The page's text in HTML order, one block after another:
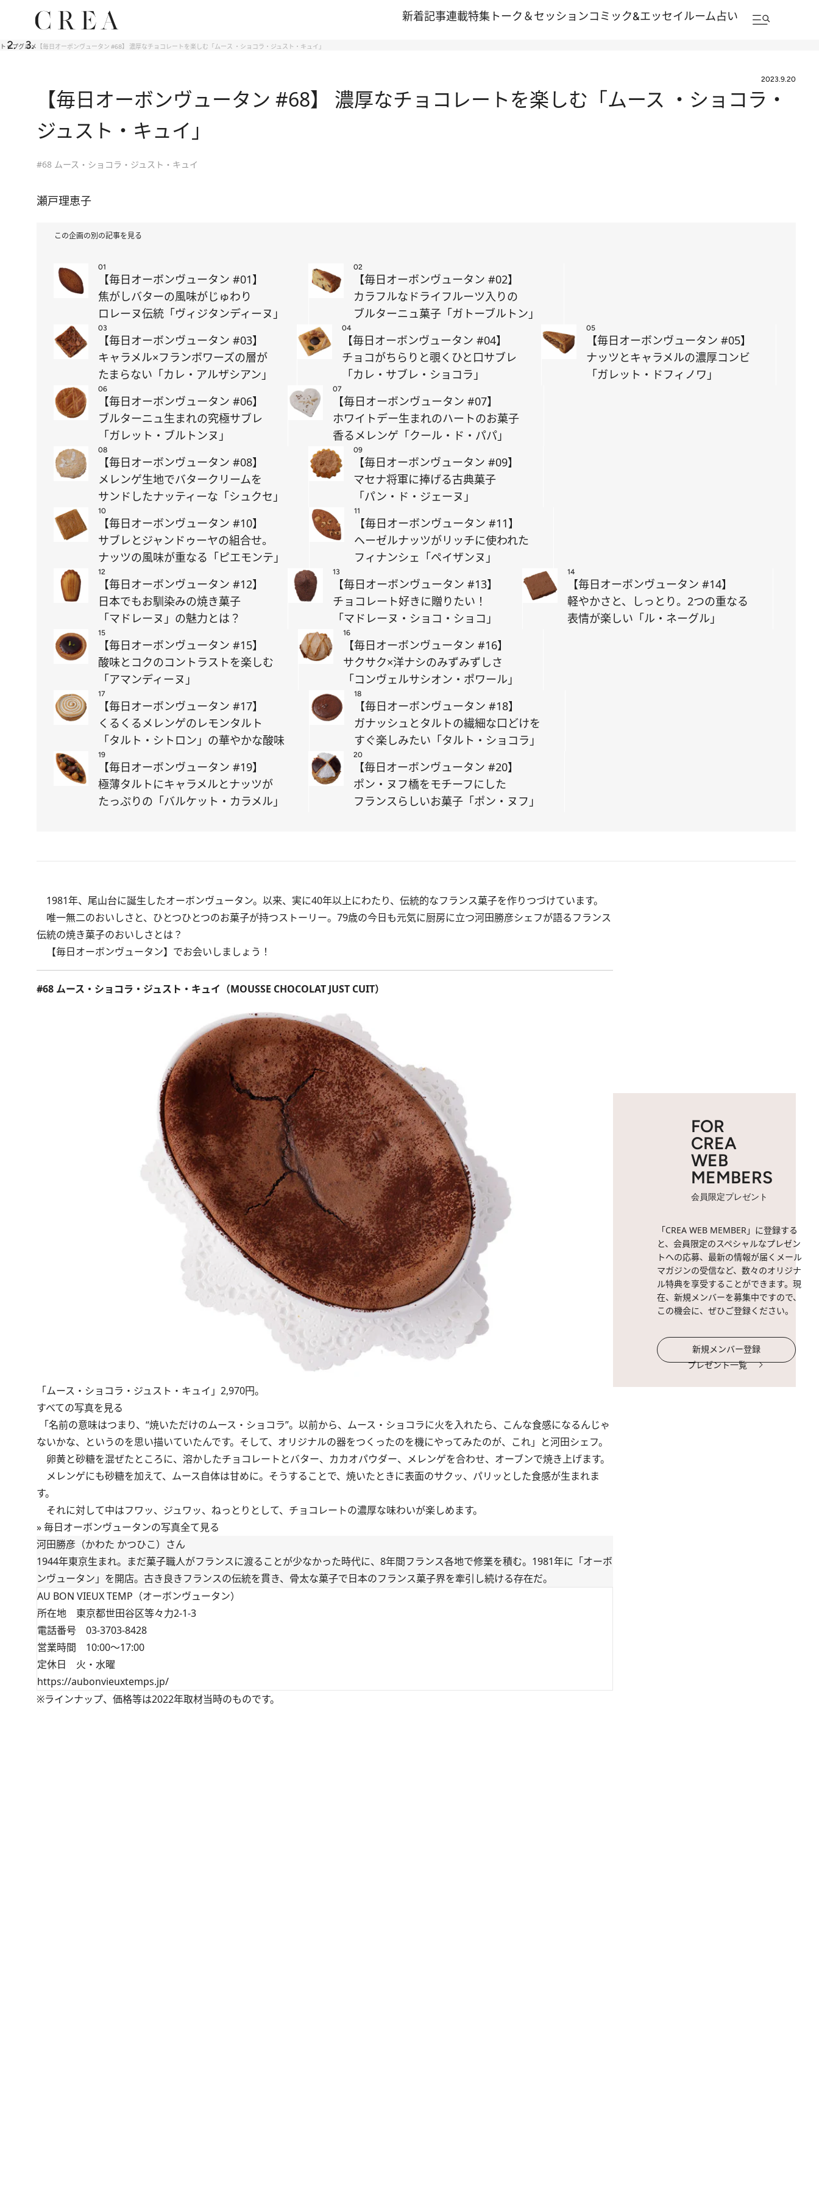
新着記事連載特集 トーク＆セッションコミック&エッセイルーム占い
トップグルメ 【毎日オーボンヴュータン #68】 濃厚なチョコレートを楽しむ「ムース ・ショコラ・ジュスト・キュイ」
2023.9.20
【毎日オーボンヴュータン #68】 濃厚なチョコレートを楽しむ「ムース ・ショコラ・
ジュスト・キュイ」
#68 ムース・ショコラ・ジュスト・キュイ
瀬戸理恵子
この企画の別の記事を見る
01
【毎日オーボンヴュータン #01】
焦がしバターの風味がじゅわり
ロレーヌ伝統「ヴィジタンディーヌ」
02
【毎日オーボンヴュータン #02】
カラフルなドライフルーツ入りの
ブルターニュ菓子「ガトーブルトン」
03
【毎日オーボンヴュータン #03】
キャラメル×フランボワーズの層が
たまらない「カレ・アルザシアン」
04
【毎日オーボンヴュータン #04】
チョコがちらりと覗くひと口サブレ
「カレ・サブレ・ショコラ」
05
【毎日オーボンヴュータン #05】
ナッツとキャラメルの濃厚コンビ
「ガレット・ドフィノワ」
06
【毎日オーボンヴュータン #06】
ブルターニュ生まれの究極サブレ
「ガレット・ブルトンヌ」
07
【毎日オーボンヴュータン #07】
ホワイトデー生まれのハートのお菓子
香るメレンゲ「クール・ド・パパ」
08
【毎日オーボンヴュータン #08】
メレンゲ生地でバタークリームを
サンドしたナッティーな「シュクセ」
09
【毎日オーボンヴュータン #09】
マセナ将軍に捧げる古典菓子
「パン・ド・ジェーヌ」
10
【毎日オーボンヴュータン #10】
サブレとジャンドゥーヤの組合せ。
ナッツの風味が重なる「ピエモンテ」
11
【毎日オーボンヴュータン #11】
ヘーゼルナッツがリッチに使われた
フィナンシェ「ペイザンヌ」
12
【毎日オーボンヴュータン #12】
日本でもお馴染みの焼き菓子
「マドレーヌ」の魅力とは？
13
【毎日オーボンヴュータン #13】
チョコレート好きに贈りたい！
「マドレーヌ・ショコ・ショコ」
14
【毎日オーボンヴュータン #14】
軽やかさと、しっとり。2つの重なる
表情が楽しい「ル・ネーグル」
15
【毎日オーボンヴュータン #15】
酸味とコクのコントラストを楽しむ
「アマンディーヌ」
16
【毎日オーボンヴュータン #16】
サクサク×洋ナシのみずみずしさ
「コンヴェルサシオン・ポワール」
17
【毎日オーボンヴュータン #17】
くるくるメレンゲのレモンタルト
「タルト・シトロン」の華やかな酸味
18
【毎日オーボンヴュータン #18】
ガナッシュとタルトの繊細な口どけを
すぐ楽しみたい「タルト・ショコラ」
19
【毎日オーボンヴュータン #19】
極薄タルトにキャラメルとナッツが
たっぷりの「バルケット・カラメル」
20
【毎日オーボンヴュータン #20】
ポン・ヌフ橋をモチーフにした
フランスらしいお菓子「ポン・ヌフ」
1981年、尾山台に誕生したオーボンヴュータン。以来、実に40年以上にわたり、伝統的なフランス菓子を作りつづけています。
唯一無二のおいしさと、ひとつひとつのお菓子が持つストーリー。79歳の今日も元気に厨房に立つ河田勝彦シェフが語るフランス
伝統の焼き菓子のおいしさとは？
【毎日オーボンヴュータン】でお会いしましょう！
#68 ムース・ショコラ・ジュスト・キュイ（MOUSSE CHOCOLAT JUST CUIT）
「ムース・ショコラ・ジュスト・キュイ」2,970円。
すべての写真を見る
「名前の意味はつまり、“焼いただけのムース・ショコラ”。以前から、ムース・ショコラに火を入れたら、こんな食感になるんじゃ
ないかな、というのを思い描いていたんです。そして、オリジナルの器をつくったのを機にやってみたのが、これ」と河田シェフ。
卵黄と砂糖を混ぜたところに、溶かしたチョコレートとバター、カカオパウダー、メレンゲを合わせ、オーブンで焼き上げます。
メレンゲにも砂糖を加えて、ムース自体は甘めに。そうすることで、焼いたときに表面のサクッ、パリッとした食感が生まれま
す。
それに対して中はフワッ、ジュワッ、ねっとりとして、チョコレートの濃厚な味わいが楽しめます。
»毎日オーボンヴュータンの写真全て見る
河田勝彦（かわた かつひこ）さん
1944年東京生まれ。まだ菓子職人がフランスに渡ることが少なかった時代に、8年間フランス各地で修業を積む。1981年に「オーボ
ンヴュータン」を開店。古き良きフランスの伝統を貫き、骨太な菓子で日本のフランス菓子界を牽引し続ける存在だ。
AU BON VIEUX TEMP（オーボンヴュータン）
所在地 東京都世田谷区等々力2-1-3
電話番号 03-3703-8428
営業時間 10:00～17:00
定休日 火・水曜
https://aubonvieuxtemps.jp/
※ラインナップ、価格等は2022年取材当時のものです。
FOR
CREA
WEB
MEMBERS
会員限定プレゼント
「CREA WEB MEMBER」に登録する
と、会員限定のスペシャルなプレゼン
トへの応募、最新の情報が届くメール
マガジンの受信など、数々のオリジナ
ル特典を享受することができます。現
在、新規メンバーを募集中ですので、
この機会に、ぜひご登録ください。
新規メンバー登録
プレゼント一覧